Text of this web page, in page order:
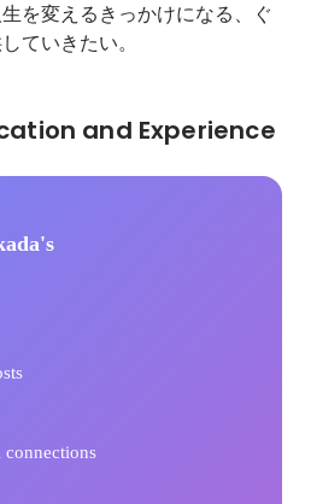
を変えるきっかけになる、ぐ
ていきたい。